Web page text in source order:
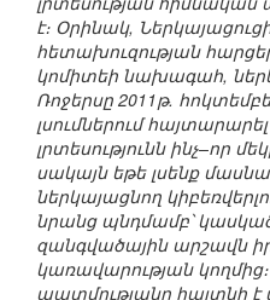
է։ Օրինակ,
հետախուզության
կոմիտեի նախագահ,
Ռոջերսը 2011թ.
լսումներում
լրտեսությունն ինչ–որ
սակայն եթե լսենք
ներկայացնող
նրանց պնդմամբ՝ կասկած
զանգվածային արշավն
կառավարության
պատմությանը հայտնի է